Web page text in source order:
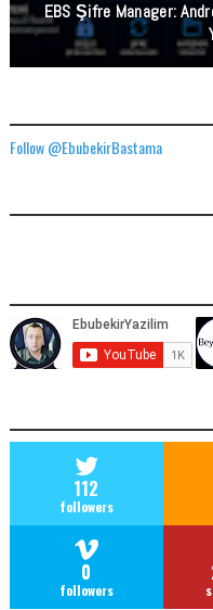
EBS Şifre Manager:
Follow @EbubekirBastama
112
followers
0
followers